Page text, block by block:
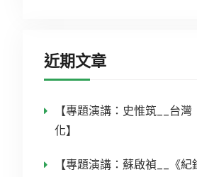
近期文章
【專題演講：史惟筑__台
化】
【專題演講：蘇啟禎__《